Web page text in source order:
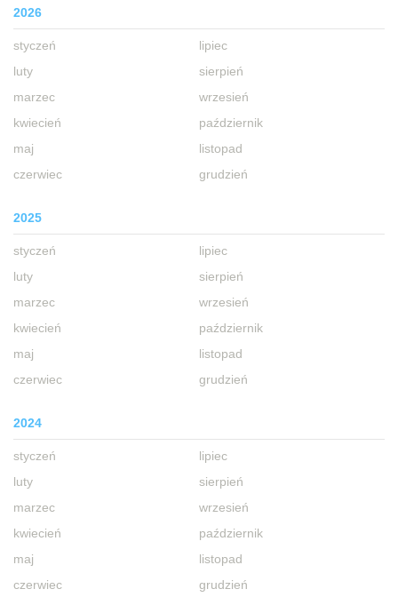
2026
styczeń
luty
marzec
kwiecień
maj
czerwiec
lipiec
sierpień
wrzesień
październik
listopad
grudzień
2025
styczeń
luty
marzec
kwiecień
maj
czerwiec
lipiec
sierpień
wrzesień
październik
listopad
grudzień
2024
styczeń
luty
marzec
kwiecień
maj
czerwiec
lipiec
sierpień
wrzesień
październik
listopad
grudzień